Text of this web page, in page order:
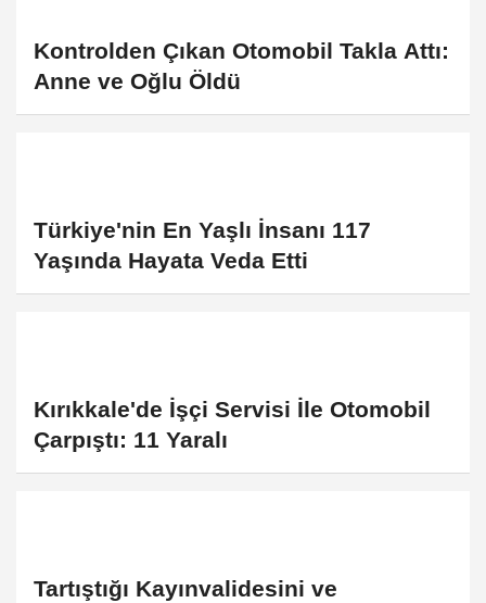
Kontrolden Çıkan Otomobil Takla Attı:
Anne ve Oğlu Öldü
Türkiye'nin En Yaşlı İnsanı 117
Yaşında Hayata Veda Etti
Kırıkkale'de İşçi Servisi İle Otomobil
Çarpıştı: 11 Yaralı
Tartıştığı Kayınvalidesini ve